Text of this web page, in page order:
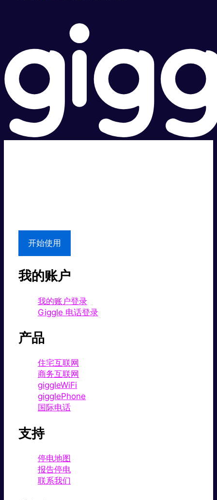
开始使用
我的账户
我的账户登录
Giggle 电话登录
产品
住宅互联网
商务互联网
giggleWiFi
gigglePhone
国际电话
支持
停电地图
报告停电
联系我们